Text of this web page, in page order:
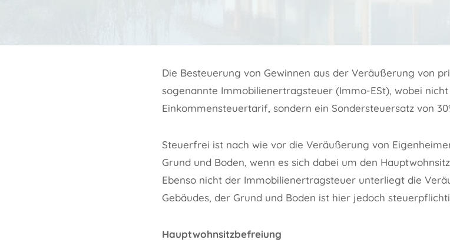
Die Besteuerung von Gewinnen aus der Veräußerung von
sogenannte Immobilienertragsteuer (Immo-ESt), wobei
Einkommensteuertarif, sondern ein Sondersteuersatz von
Steuerfrei ist nach wie vor die Veräußerung von
Grund und Boden, wenn es sich dabei um den
Ebenso nicht der Immobilienertragsteuer unterliegt die
Gebäudes, der Grund und Boden ist hier jedoch
Hauptwohnsitzbefreiung